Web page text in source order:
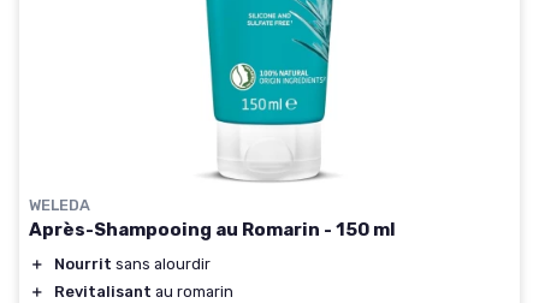
WELEDA
Après-Shampooing au Romarin - 150 ml
＋ Nourrit sans alourdir
＋
Revitalisant au romarin